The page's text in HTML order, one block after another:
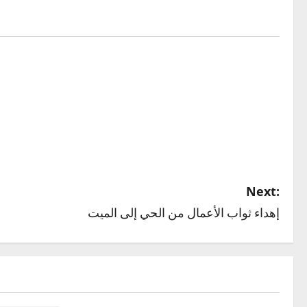
Next:
إهداء ثواب الأعمال من الحي إلى الميت